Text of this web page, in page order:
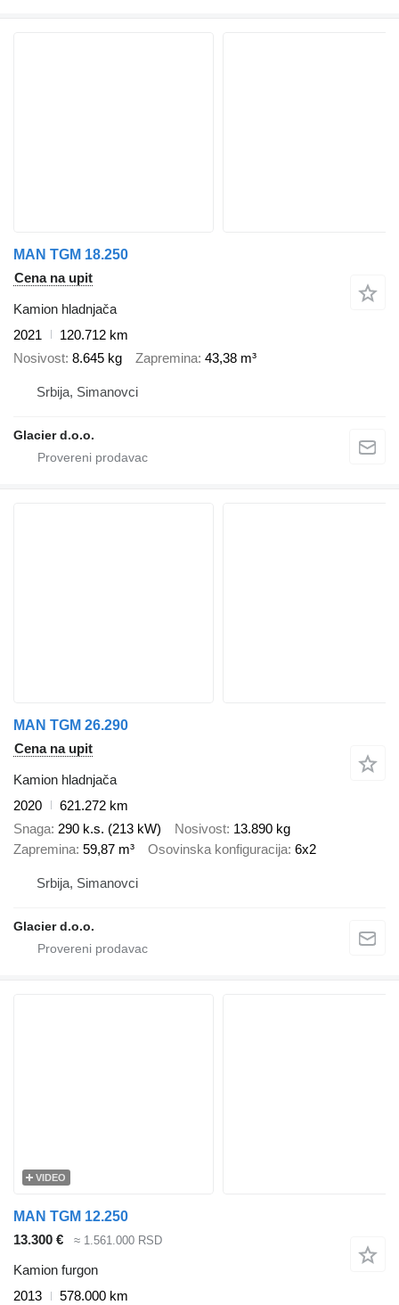
MAN TGM 18.250
Cena na upit
Kamion hladnjača
2021
120.712 km
Nosivost 8.645 kg Zapremina 43,38 m³
Srbija, Simanovci
Glacier d.o.o.
MAN TGM 26.290
Cena na upit
Kamion hladnjača
2020
621.272 km
Snaga 290 k.s. (213 kW) Nosivost 13.890 kg
Zapremina 59,87 m³ Osovinska konfiguracija 6x2
Srbija, Simanovci
Glacier d.o.o.
VIDEO
MAN TGM 12.250
13.300 €
≈ 1.561.000 RSD
Kamion furgon
2013
578.000 km